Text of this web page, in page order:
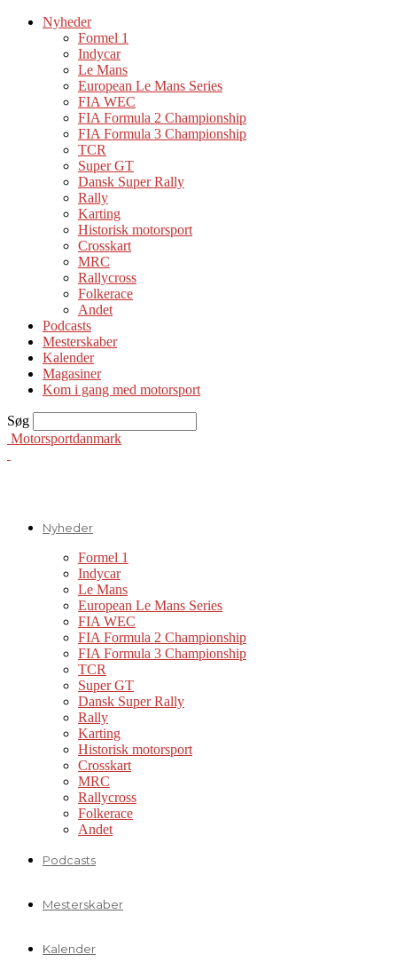
Nyheder
Formel 1
Indycar
Le Mans
European Le Mans Series
FIA WEC
FIA Formula 2 Championship
FIA Formula 3 Championship
TCR
Super GT
Dansk Super Rally
Rally
Karting
Historisk motorsport
Crosskart
MRC
Rallycross
Folkerace
Andet
Podcasts
Mesterskaber
Kalender
Magasiner
Kom i gang med motorsport
Søg
Motorsportdanmark
Nyheder
Formel 1
Indycar
Le Mans
European Le Mans Series
FIA WEC
FIA Formula 2 Championship
FIA Formula 3 Championship
TCR
Super GT
Dansk Super Rally
Rally
Karting
Historisk motorsport
Crosskart
MRC
Rallycross
Folkerace
Andet
Podcasts
Mesterskaber
Kalender